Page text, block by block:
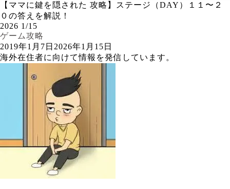
【ママに鍵を隠された 攻略】ステージ（DAY）１１〜２
０の答えを解説！
2026 1/15
ゲーム攻略
2019年1月7日 2026年1月15日
海外在住者に向けて情報を発信しています。